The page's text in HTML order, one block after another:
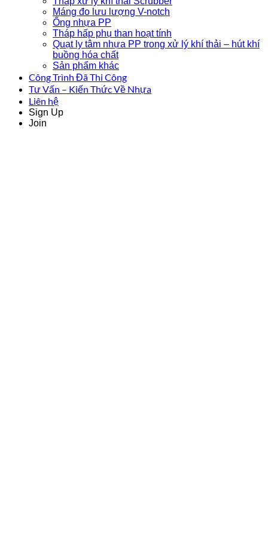
Máng đo lưu lượng V-notch
Ống nhựa PP
Tháp hấp phụ than hoạt tính
Quạt ly tâm nhựa PP trong xử lý khí thải – hút khí
buồng hóa chất
Sản phẩm khác
Công Trình Đã Thi Công
Tư Vấn – Kiến Thức Về Nhựa
Liên hệ
Sign Up
Join